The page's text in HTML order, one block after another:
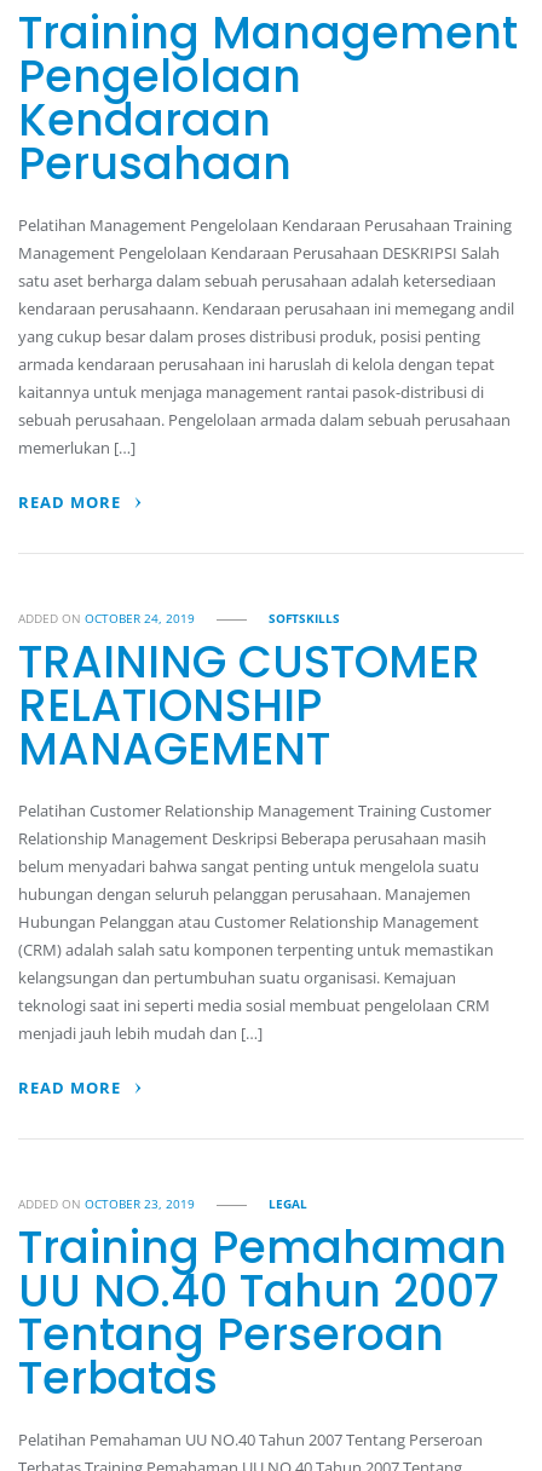
Training Management
Pengelolaan
Kendaraan
Perusahaan
Pelatihan Management Pengelolaan Kendaraan Perusahaan Training
Management Pengelolaan Kendaraan Perusahaan DESKRIPSI Salah
satu aset berharga dalam sebuah perusahaan adalah ketersediaan
kendaraan perusahaann. Kendaraan perusahaan ini memegang andil
yang cukup besar dalam proses distribusi produk, posisi penting
armada kendaraan perusahaan ini haruslah di kelola dengan tepat
kaitannya untuk menjaga management rantai pasok-distribusi di
sebuah perusahaan. Pengelolaan armada dalam sebuah perusahaan
memerlukan […]
READ MORE
ADDED ONOCTOBER 24, 2019 SOFTSKILLS
TRAINING CUSTOMER
RELATIONSHIP
MANAGEMENT
Pelatihan Customer Relationship Management Training Customer
Relationship Management Deskripsi Beberapa perusahaan masih
belum menyadari bahwa sangat penting untuk mengelola suatu
hubungan dengan seluruh pelanggan perusahaan. Manajemen
Hubungan Pelanggan atau Customer Relationship Management
(CRM) adalah salah satu komponen terpenting untuk memastikan
kelangsungan dan pertumbuhan suatu organisasi. Kemajuan
teknologi saat ini seperti media sosial membuat pengelolaan CRM
menjadi jauh lebih mudah dan […]
READ MORE
ADDED ONOCTOBER 23, 2019 LEGAL
Training Pemahaman
UU NO.40 Tahun 2007
Tentang Perseroan
Terbatas
Pelatihan Pemahaman UU NO.40 Tahun 2007 Tentang Perseroan